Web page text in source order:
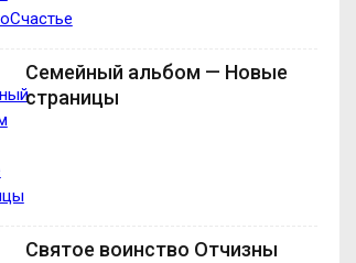
Семейный альбом — Новые
страницы
Святое воинство Отчизны